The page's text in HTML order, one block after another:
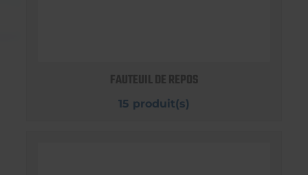
FAUTEUIL DE REPOS
15 produit(s)